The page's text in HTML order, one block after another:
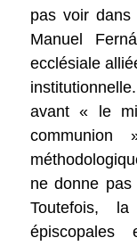
pas voir dans
Manuel
ecclésiale
avant « le
ne donne
Toutefois,
épiscopales